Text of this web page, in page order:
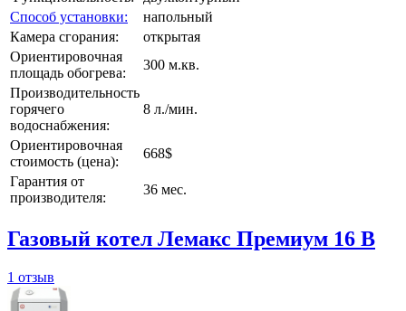
Способ установки:
напольный
Камера сгорания:
открытая
Ориентировочная
площадь обогрева:
300 м.кв.
Производительность
горячего
водоснабжения:
8 л./мин.
Ориентировочная
стоимость (цена):
668$
Гарантия от
производителя:
36 мес.
Газовый котел Лемакс Премиум 16 В
1 отзыв